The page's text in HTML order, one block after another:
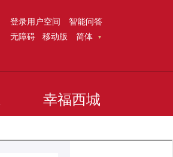
登录用户空间
智能问答
无障碍 移动版 简体
幸福西城